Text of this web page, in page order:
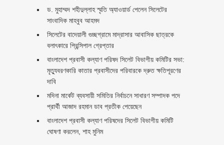
ড. মুহাম্মদ শহীদুল্লাহ স্মৃতি অ্যাওয়ার্ড পেলেন সিলেটের
সাংবাদিক মাহবুব আহমদ
সিলেটের বাদেয়ালী গুচ্ছগ্রামে মাদ্রাসার আবাসিক ছাত্রকে
বলাৎকারে প্রিন্সিপাল গ্রেপ্তার ‎
বাংলাদেশ প্রবাসী কল্যাণ পরিষদ সিলেট বিভাগীয় কমিটির সভা:
মৃত্যুবরণকারি কাতার প্রবাসীদের পরিবারকে দ্রুত ক্ষতিপূরণের
দাবি
মদিনা মার্কেট ব্যবসায়ী সমিতির নির্বাচনে সাধারণ সম্পাদক পদে
প্রার্থী আজাদ রহমান ডাব প্রতীক পেয়েছেন ‎
‎বাংলাদেশ প্রবাসী কল্যাণ পরিষদের সিলেট বিভাগীয় কমিটি
ঘোষণা করলেন, শাহ মুনিম